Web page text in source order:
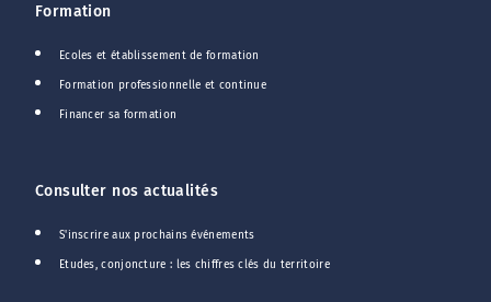
Formation
Ecoles et établissement de formation
Formation professionnelle et continue
Financer sa formation
Consulter nos actualités
S'inscrire aux prochains événements
Etudes, conjoncture : les chiffres clés du territoire